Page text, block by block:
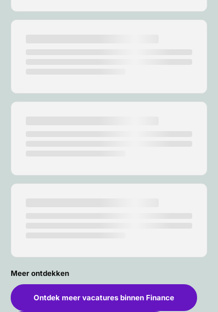
Meer ontdekken
Ontdek meer vacatures binnen Finance